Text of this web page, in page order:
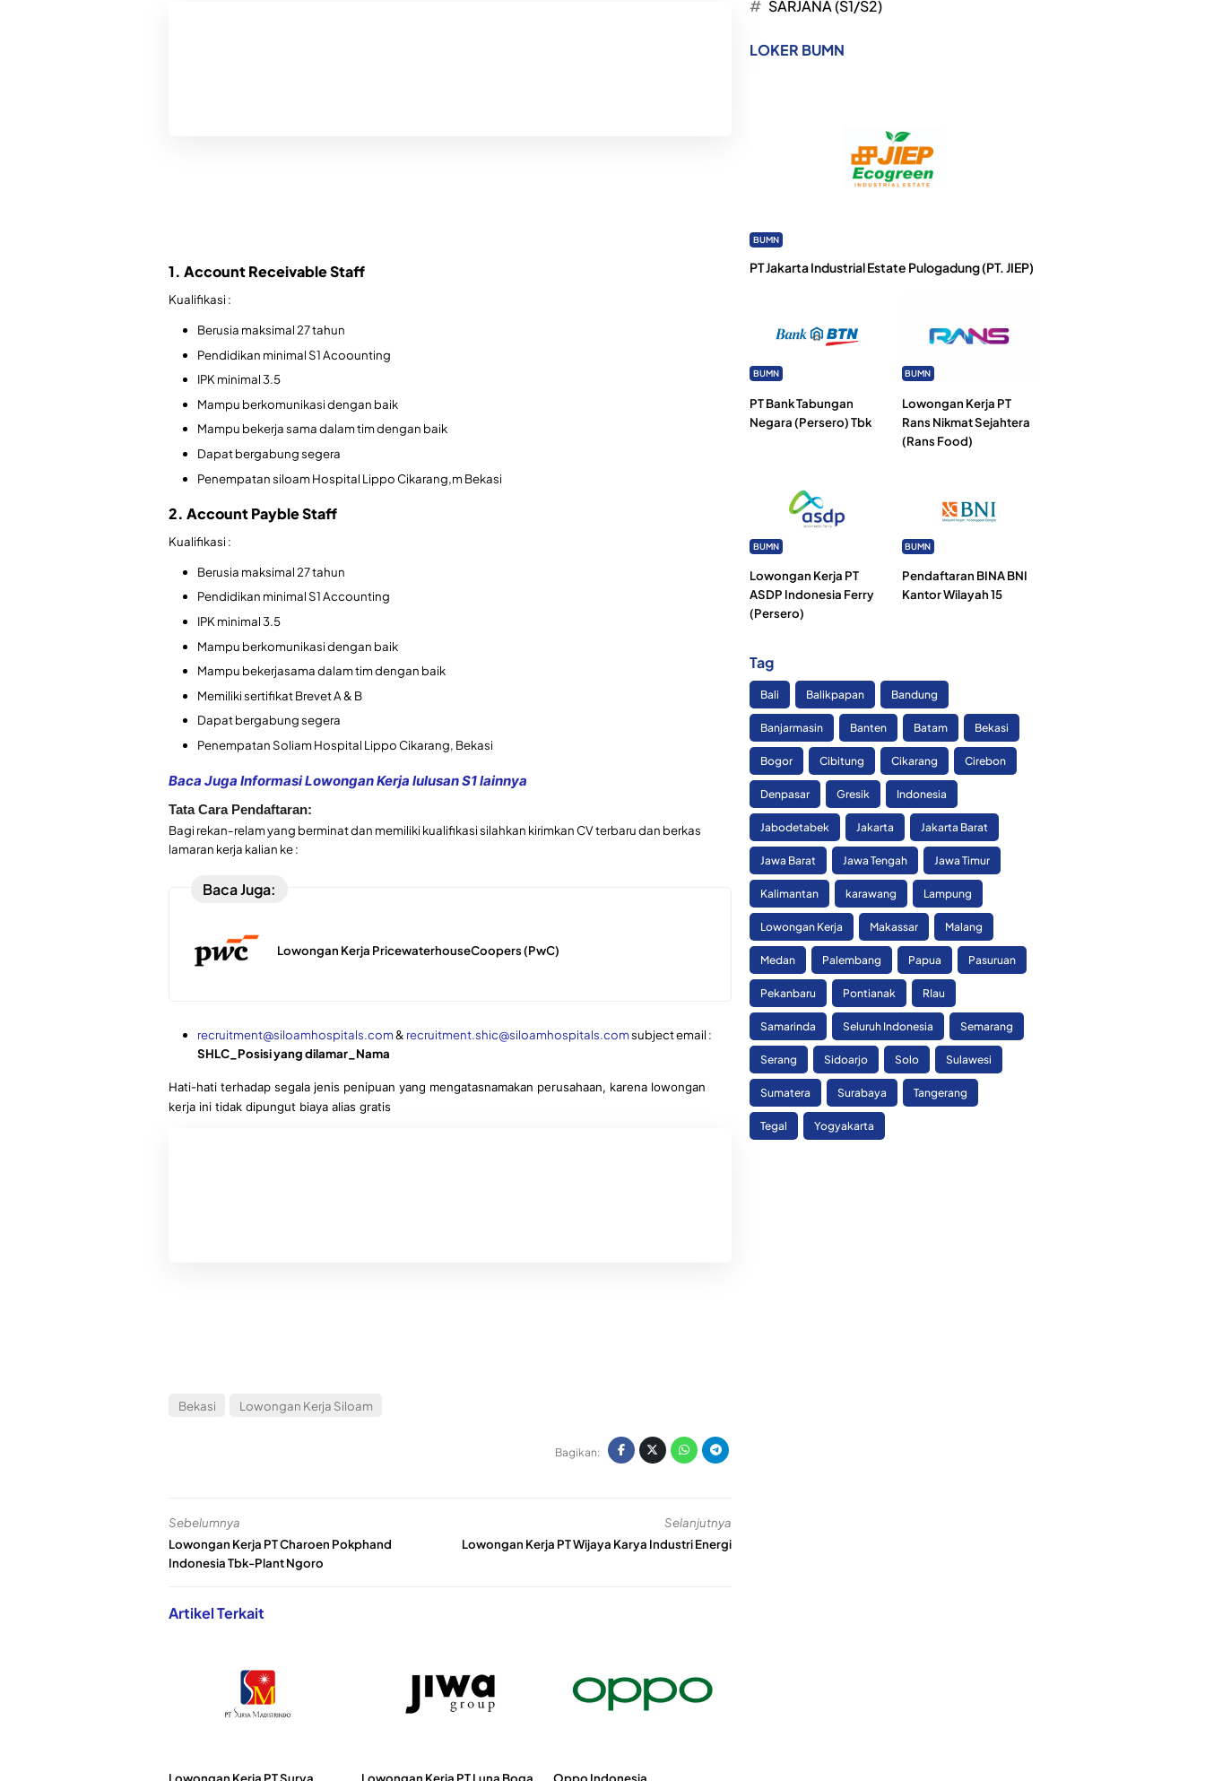
1. Account Receivable Staff
Kualifikasi :
Berusia maksimal 27 tahun
Pendidikan minimal S1 Acoounting
IPK minimal 3.5
Mampu berkomunikasi dengan baik
Mampu bekerja sama dalam tim dengan baik
Dapat bergabung segera
Penempatan siloam Hospital Lippo Cikarang,m Bekasi
2. Account Payble Staff
Kualifikasi :
Berusia maksimal 27 tahun
Pendidikan minimal S1 Accounting
IPK minimal 3.5
Mampu berkomunikasi dengan baik
Mampu bekerjasama dalam tim dengan baik
Memiliki sertifikat Brevet A & B
Dapat bergabung segera
Penempatan Soliam Hospital Lippo Cikarang, Bekasi
Baca Juga Informasi Lowongan Kerja lulusan S1 lainnya
Tata Cara Pendaftaran:
Bagi rekan-relam yang berminat dan memiliki kualifikasi silahkan kirimkan CV terbaru dan berkas
lamaran kerja kalian ke :
Baca Juga:
Lowongan Kerja PricewaterhouseCoopers (PwC)
recruitment@siloamhospitals.com& recruitment.shic@siloamhospitals.comsubject email :
SHLC_Posisi yang dilamar_Nama
Hati-hati terhadap segala jenis penipuan yang mengatasnamakan perusahaan, karena lowongan
kerja ini tidak dipungut biaya alias gratis
Bekasi Lowongan Kerja Siloam
Bagikan:
Sebelumnya
Lowongan Kerja PT Charoen Pokphand
Indonesia Tbk-Plant Ngoro
Selanjutnya
Lowongan Kerja PT Wijaya Karya Industri Energi
Artikel Terkait
Lowongan Kerja PT Surya Lowongan Kerja PT Luna Boga Oppo Indonesia
SARJANA (S1/S2)
LOKER BUMN
BUMN
PT Jakarta Industrial Estate Pulogadung (PT. JIEP)
BUMN
PT Bank Tabungan
Negara (Persero) Tbk
BUMN
Lowongan Kerja PT
Rans Nikmat Sejahtera
(Rans Food)
BUMN
Lowongan Kerja PT
ASDP Indonesia Ferry
(Persero)
BUMN
Pendaftaran BINA BNI
Kantor Wilayah 15
Tag
Bali Balikpapan Bandung
Banjarmasin Banten Batam Bekasi
Bogor Cibitung Cikarang Cirebon
Denpasar Gresik Indonesia
Jabodetabek Jakarta Jakarta Barat
Jawa Barat Jawa Tengah Jawa Timur
Kalimantan karawang Lampung
Lowongan Kerja Makassar Malang
Medan Palembang Papua Pasuruan
Pekanbaru Pontianak RIau
Samarinda Seluruh Indonesia Semarang
Serang Sidoarjo Solo Sulawesi
Sumatera Surabaya Tangerang
Tegal Yogyakarta